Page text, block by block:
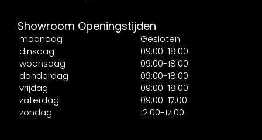
Showroom Openingstijden
maandag
Gesloten
dinsdag
09:00-18:00
woensdag
09:00-18:00
donderdag
09:00-18:00
vrijdag
09:00-18:00
zaterdag
09:00-17:00
zondag
12:00-17:00